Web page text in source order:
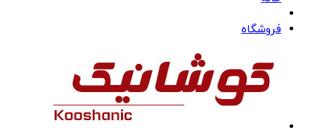
فروشگاه